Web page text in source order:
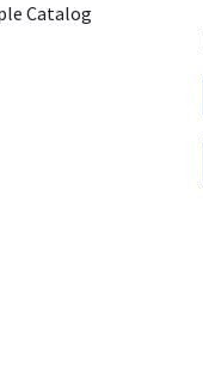
Catalog